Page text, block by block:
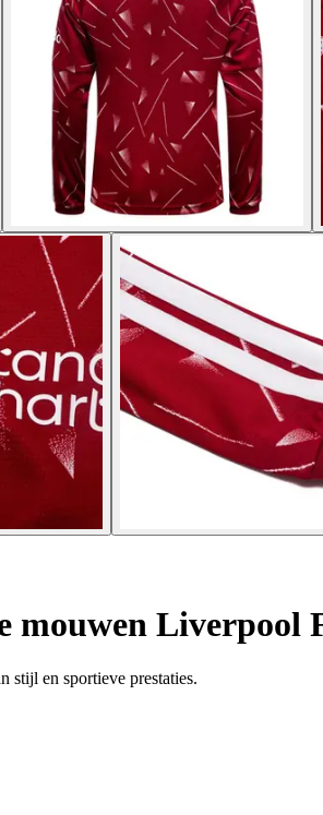
mouwen Liverpool
stijl en sportieve prestaties.